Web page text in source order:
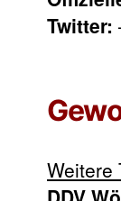
Twitter:
Weitere